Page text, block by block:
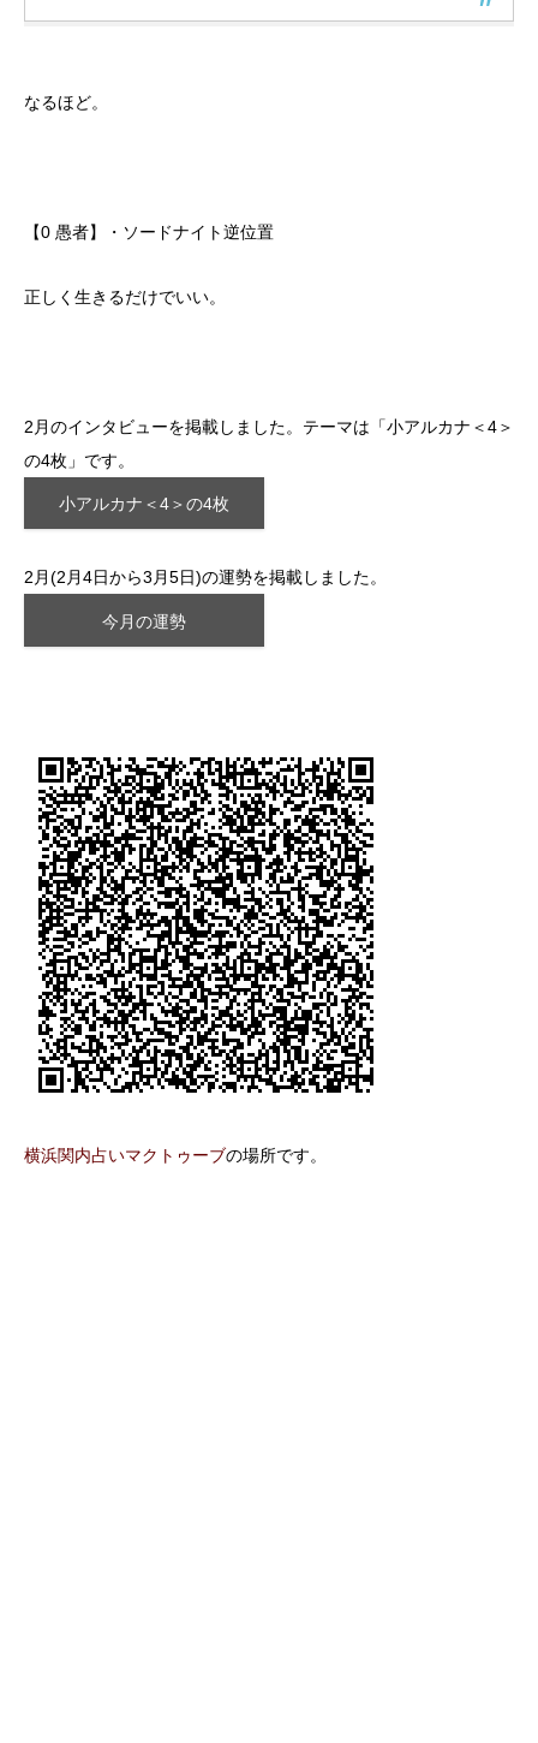
なるほど。
【0 愚者】・ソードナイト逆位置
正しく生きるだけでいい。
2月のインタビューを掲載しました。テーマは「小アルカナ＜4＞
の4枚」です。
小アルカナ＜4＞の4枚
2月(2月4日から3月5日)の運勢を掲載しました。
今月の運勢
横浜関内占いマクトゥーブの場所です。